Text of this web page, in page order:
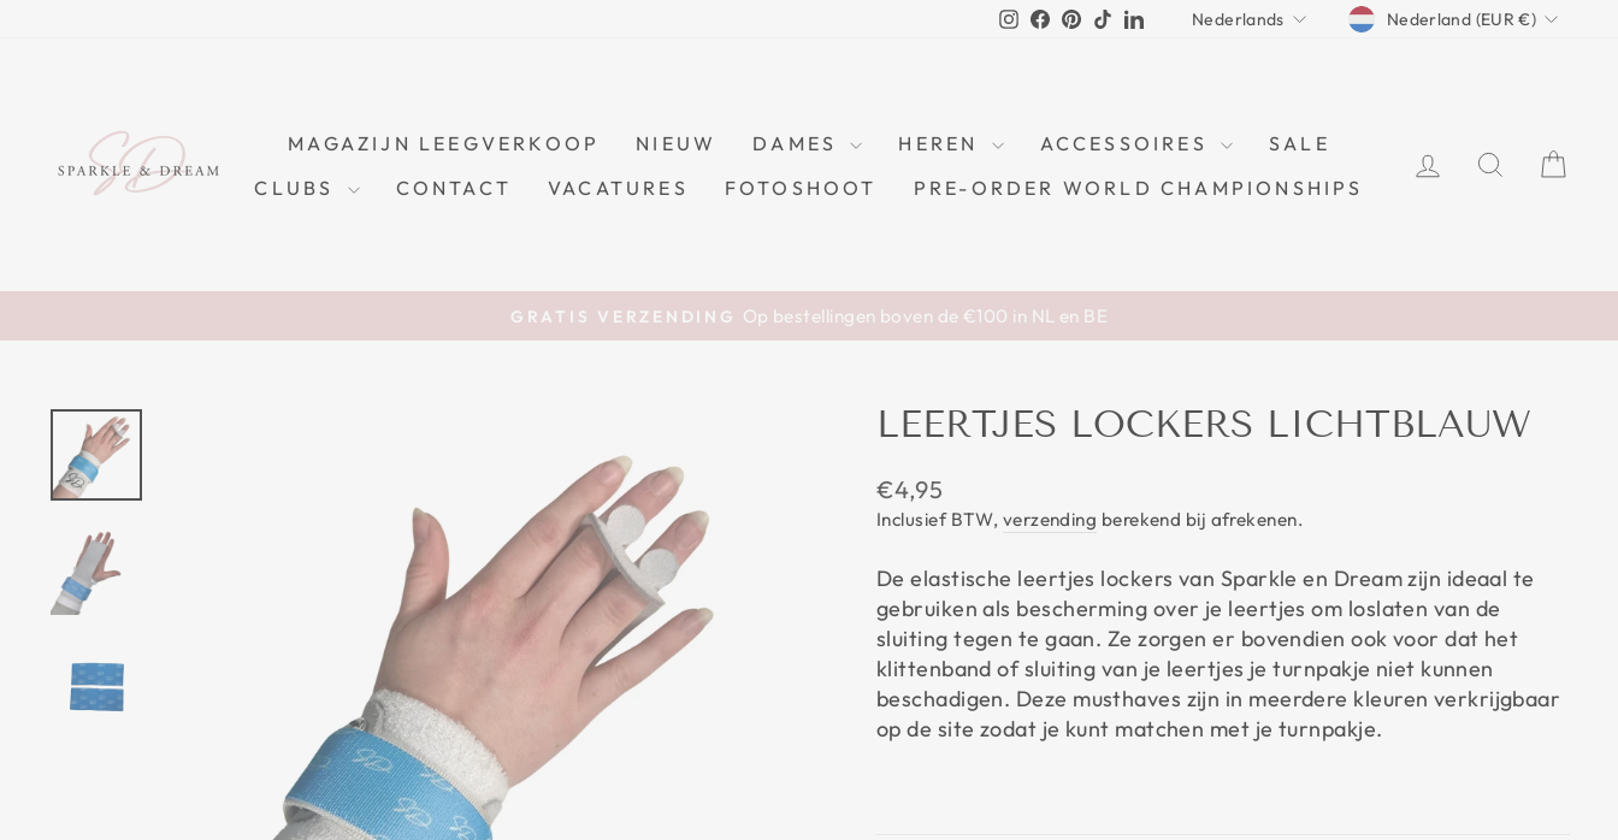
Instagram
Facebook
Pinterest
TikTokLinkedInLANGUAGE
Nederlands CURRENCY
Nederland (EUR €)
MAGAZIJN LEEGVERKOOP NIEUW DAMES HEREN ACCESSOIRES
SALE
CLUBS
CONTACT VACATURES FOTOSHOOT PRE-ORDER WORLD CHAMPIONSHIPS
LOG INZOEKEN
Pause
GRATIS VERZENDING Op bestellingen boven de €100 in NL en BE
LEERTJES LOCKERS LICHTBLAUW
Prijs
€4,95
Inclusief BTW, verzending berekend bij afrekenen.
De elastische leertjes lockers van Sparkle en Dream zijn ideaal te
gebruiken als bescherming over je leertjes om loslaten van de
sluiting tegen te gaan. Ze zorgen er bovendien ook voor dat het
klittenband of sluiting van je leertjes je turnpakje niet kunnen
beschadigen. Deze musthaves zijn in meerdere kleuren verkrijgbaar
op de site zodat je kunt matchen met je turnpakje.